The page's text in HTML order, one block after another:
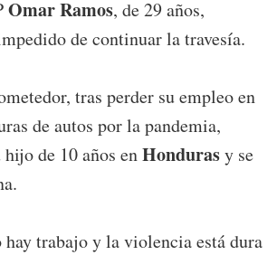
Omar Ramos, de 29 años,
de continuar la travesía.
tras perder su empleo en
de autos por la pandemia,
de 10 años enHondurasy se
hay trabajo y la violencia está dura